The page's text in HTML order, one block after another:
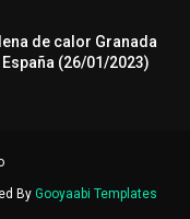
de calor Granada
(26/01/2023)
By Gooyaabi Templates